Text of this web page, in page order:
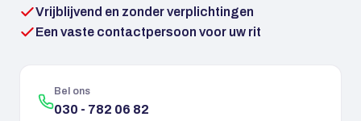
Vrijblijvend en zonder verplichtingen
Een vaste contactpersoon voor uw rit
Bel ons
030 - 782 06 82